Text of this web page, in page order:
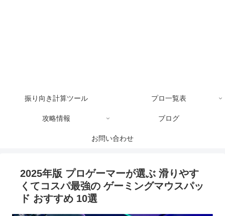
振り向き計算ツール プロ一覧表
攻略情報 ブログ
お問い合わせ
2025年版 プロゲーマーが選ぶ 滑りやす
くてコスパ最強の ゲーミングマウスパッ
ド おすすめ 10選